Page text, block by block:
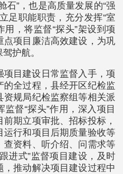
石”，也是高质量发展的“强
足职能职责，充分发挥“室
，将监督“探头”架设到项
点项目廉洁高效建设，为巩
护航。
项目建设日常监督入手，项
的全过程，县经开区纪检监
规局纪检监察组等相关派
督“探头”作用，深入项目
期立项审批、招标投标，
行和项目后期质量验收等
查资料、听介绍、问需求等
进式”监督项目建设，及时
推动解决项目建设过程中